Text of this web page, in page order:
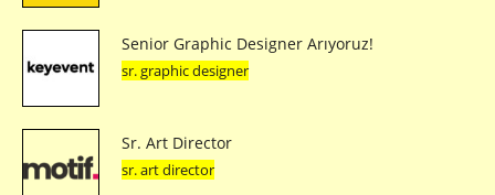
Senior Graphic Designer Arıyoruz!
sr. graphic designer
Sr. Art Director
sr. art director